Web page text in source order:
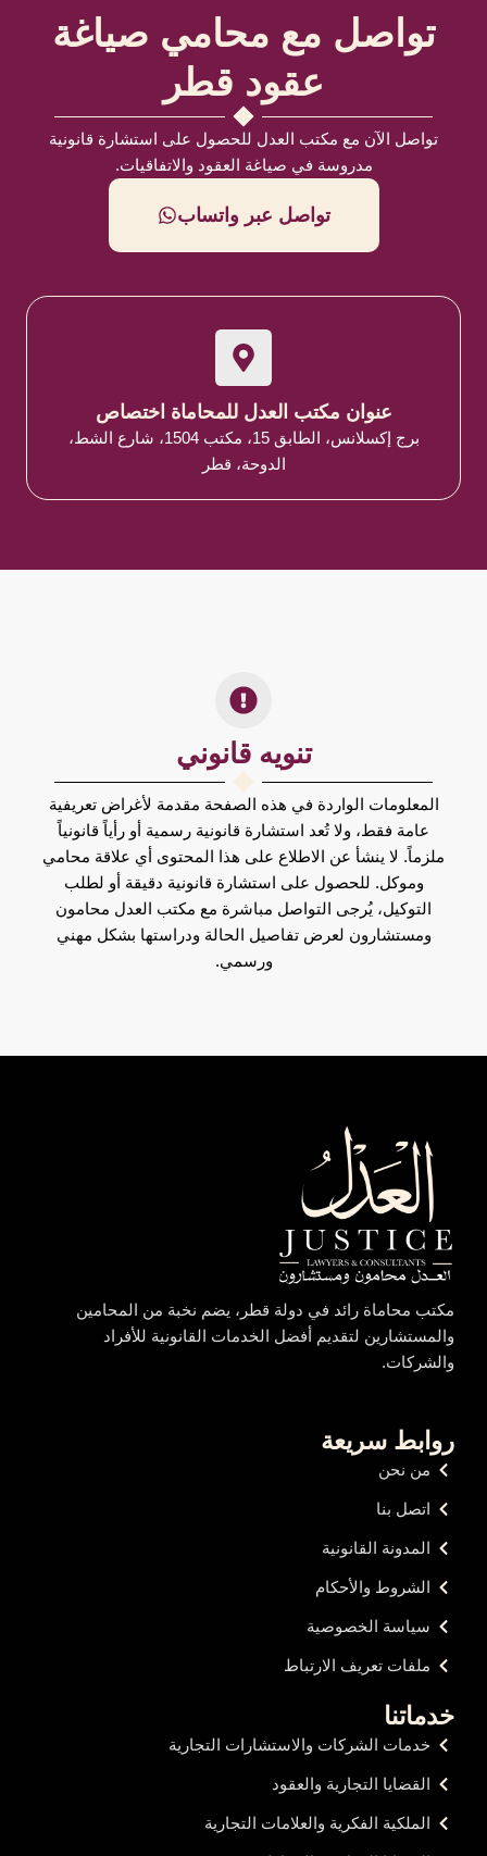
تواصل مع محامي صياغة
عقود قطر
تواصل الآن مع مكتب العدل للحصول على استشارة قانونية
مدروسة في صياغة العقود والاتفاقيات.
تواصل عبر واتساب
عنوان مكتب العدل للمحاماة اختصاص
برج إكسلانس، الطابق 15، مكتب 1504، شارع الشط،
الدوحة، قطر
تنويه قانوني
المعلومات الواردة في هذه الصفحة مقدمة لأغراض تعريفية
عامة فقط، ولا تُعد استشارة قانونية رسمية أو رأياً قانونياً
ملزماً. لا ينشأ عن الاطلاع على هذا المحتوى أي علاقة محامي
وموكل. للحصول على استشارة قانونية دقيقة أو لطلب
التوكيل، يُرجى التواصل مباشرة مع مكتب العدل محامون
ومستشارون لعرض تفاصيل الحالة ودراستها بشكل مهني
ورسمي.
مكتب محاماة رائد في دولة قطر، يضم نخبة من المحامين
والمستشارين لتقديم أفضل الخدمات القانونية للأفراد
والشركات.
روابط سريعة
من نحن
اتصل بنا
المدونة القانونية
الشروط والأحكام
سياسة الخصوصية
ملفات تعريف الارتباط
خدماتنا
خدمات الشركات والاستشارات التجارية
القضايا التجارية والعقود
الملكية الفكرية والعلامات التجارية